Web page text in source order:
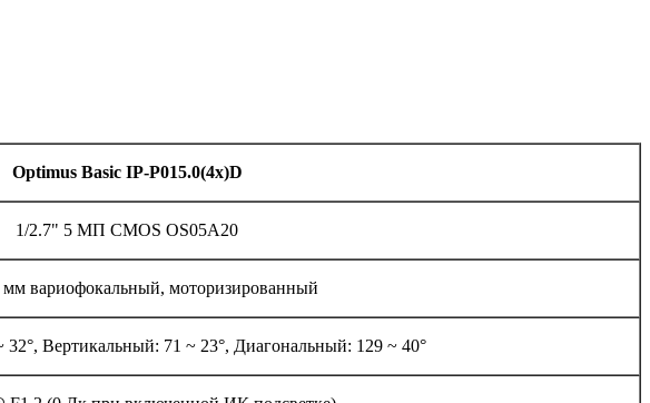
Optimus Basic IP-P015.0(4x)D
1/2.7" 5 МП CMOS OS05A20
мм вариофокальный, моторизированный
32°, Вертикальный: 71 ~ 23°, Диагональный: 129 ~ 40°